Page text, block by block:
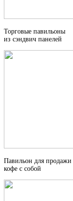
Торговые павильоны
из сэндвич панелей
Павильон для продажи
кофе с собой